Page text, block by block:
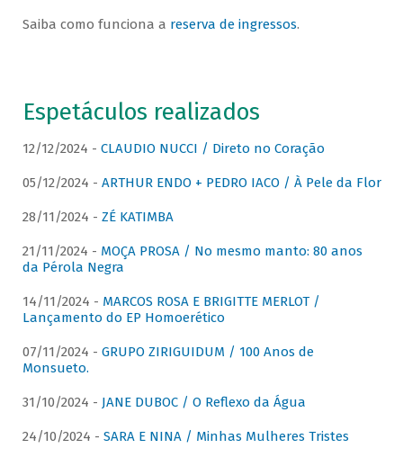
Saiba como funciona a reserva de ingressos.
Espetáculos realizados
12/12/2024 - CLAUDIO NUCCI / Direto no Coração
05/12/2024 - ARTHUR ENDO + PEDRO IACO / À Pele da Flor
28/11/2024 - ZÉ KATIMBA
21/11/2024 - MOÇA PROSA / No mesmo manto: 80 anos
da Pérola Negra
14/11/2024 - MARCOS ROSA E BRIGITTE MERLOT /
Lançamento do EP Homoerético
07/11/2024 - GRUPO ZIRIGUIDUM / 100 Anos de
Monsueto.
31/10/2024 - JANE DUBOC / O Reflexo da Água
24/10/2024 - SARA E NINA / Minhas Mulheres Tristes